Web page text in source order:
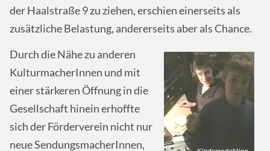
der Haalstraße 9 zu ziehen, erschien einerseits als
zusätzliche Belastung, andererseits aber als Chance.
Durch die Nähe zu anderen
KulturmacherInnen und mit
einer stärkeren Öffnung in die
Gesellschaft hinein erhoffte
sich der Förderverein nicht nur
neue SendungsmacherInnen,